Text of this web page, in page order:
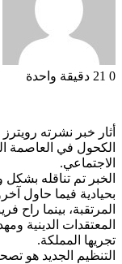
0
دقيقة واحدة
أثار خبر نشرته
الكحول في العاصمة
الاجتماعي.
الخبر تم تناقله
بحيادية فيما حاول
المرتقبة، بينما
المعتقدات الدينية
تجريها المملكة.
التنظيم الجديد هو